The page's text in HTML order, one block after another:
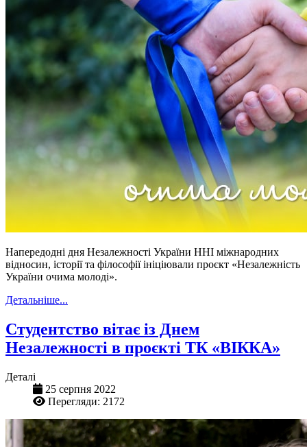
Напередодні дня Незалежності України ННІ міжнародних
відносин, історії та філософії ініціювали проєкт «Незалежність
України очима молоді».
Детальніше...
Студентство вітає із Днем
Незалежності в проєкті ТК «ВІККА»
Деталі
25 серпня 2022
Перегляди: 2172